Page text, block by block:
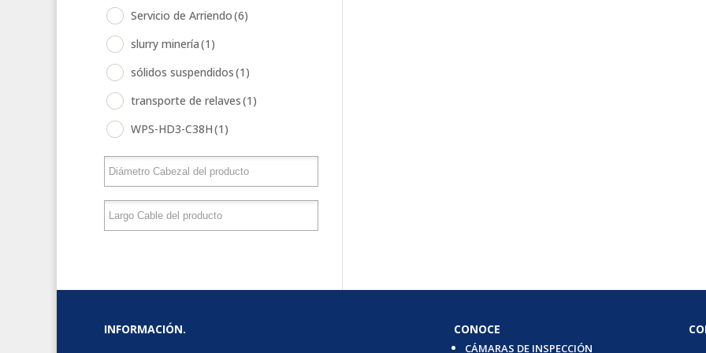
Servicio de Arriendo(6)
slurry minería(1)
sólidos suspendidos(1)
transporte de relaves(1)
WPS-HD3-C38H(1)
INFORMACIÓN.
CONOCE
CÁMARAS DE INSPECCIÓN